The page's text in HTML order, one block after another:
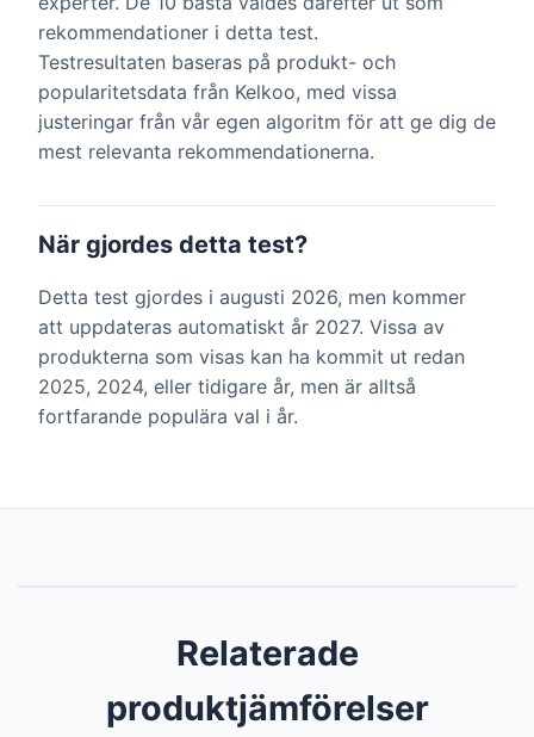
rekommendationer i detta test.
Testresultaten baseras på produkt- och
popularitetsdata från Kelkoo, med vissa
justeringar från vår egen algoritm för att ge dig de
mest relevanta rekommendationerna.
När gjordes detta test?
Detta test gjordes i augusti 2026, men kommer
att uppdateras automatiskt år 2027. Vissa av
produkterna som visas kan ha kommit ut redan
2025, 2024, eller tidigare år, men är alltså
fortfarande populära val i år.
Relaterade
produktjämförelser